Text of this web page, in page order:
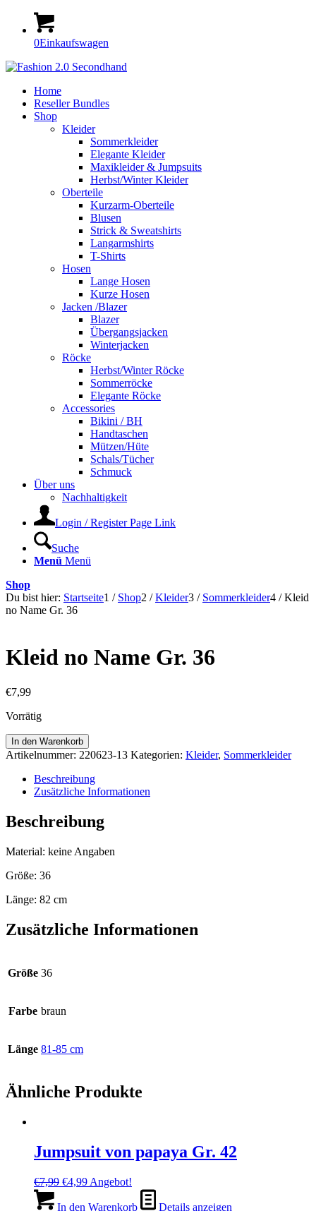
0Einkaufswagen
Home
Reseller Bundles
Shop
Kleider
Sommerkleider
Elegante Kleider
Maxikleider & Jumpsuits
Herbst/Winter Kleider
Oberteile
Kurzarm-Oberteile
Blusen
Strick & Sweatshirts
Langarmshirts
T-Shirts
Hosen
Lange Hosen
Kurze Hosen
Jacken /Blazer
Blazer
Übergangsjacken
Winterjacken
Röcke
Herbst/Winter Röcke
Sommerröcke
Elegante Röcke
Accessories
Bikini / BH
Handtaschen
Mützen/Hüte
Schals/Tücher
Schmuck
Über uns
Nachhaltigkeit
Login / Register Page Link
Suche
Menü Menü
Shop
Du bist hier: Startseite1 / Shop2 / Kleider3 / Sommerkleider4 / Kleid
no Name Gr. 36
Kleid no Name Gr. 36
€7,99
Vorrätig
Kleid
no
In den Warenkorb
Artikelnummer: 220623-13 Kategorien: Kleider, Sommerkleider
Beschreibung
Zusätzliche Informationen
Beschreibung
Material: keine Angaben
Größe: 36
Länge: 82 cm
Zusätzliche Informationen
Größe 36
Farbe braun
Länge 81-85 cm
Ähnliche Produkte
Jumpsuit von papaya Gr. 42
€7,99 Ursprünglicher
war:
€4,99Aktueller
ist:
Angebot!
In den Warenkorb Details anzeigen